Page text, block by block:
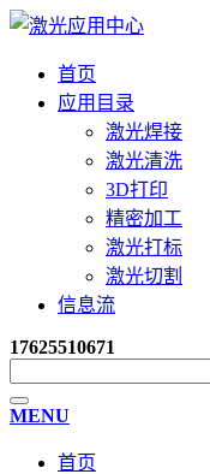
首页
应用目录
激光焊接
激光清洗
3D打印
精密加工
激光打标
激光切割
信息流
17625510671
MENU
首页